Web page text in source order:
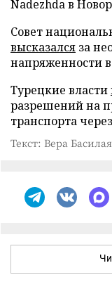
Nadezhda в
Совет
высказался за
напряженности
Турецкие власти
разрешений на
транспорта
Текст: Вера Басилая